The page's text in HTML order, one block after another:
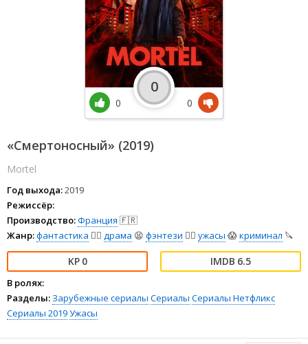
«Смертоносный» (2019)
Mortel
Год выхода:2019
Режиссёр:
Производство:Франция 🇫🇷
Жанр:фантастика 🧙‍♀️ драма 😫 фэнтези 🧝‍♂️ ужасы 😱криминал 🔪
0 6.5
В ролях:
Разделы: Зарубежные сериалы Сериалы Сериалы Нетфликс
Сериалы 2019Ужасы
0
0
0